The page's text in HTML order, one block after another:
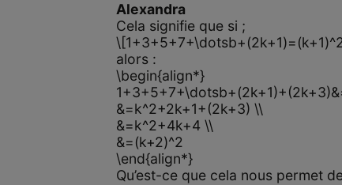
Alexandra
Cela signifie que si ;
alors :
\begin{align*}
&=k^2+2k+1+(2k+3) \\
&=k^2+4k+4 \\
&=(k+2)^2
\end{align*}
Qu’est-ce que cela nous permet